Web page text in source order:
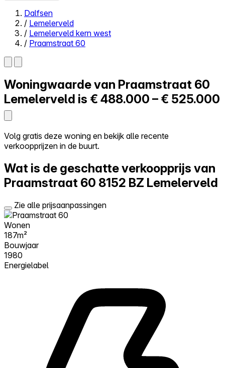
Close menu
Zelf kopen
Alles-in-één
Reviews
Log in
Probeer Walter gratis
Dalfsen
/ Lemelerveld
/ Lemelerveld kern west
/ Praamstraat 60
Woningwaarde van Praamstraat 60
Lemelerveld is € 488.000 – € 525.000
Volg gratis deze woning en bekijk alle recente
verkoopprijzen in de buurt.
Wat is de geschatte verkoopprijs van
Praamstraat 60 8152 BZ Lemelerveld
Zie alle prijsaanpassingen
Wonen
187m²
Bouwjaar
1980
Energielabel